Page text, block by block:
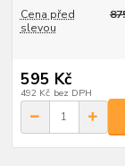
Cena před
slevou
595 Kč
492 Kč bez DPH